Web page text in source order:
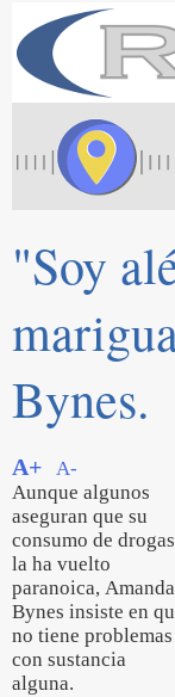
"Soy
Bynes.
A+
A-
Aunque algunos
aseguran que su
consumo de drogas
la ha vuelto
paranoica, Amanda
Bynes insiste en
no tiene problemas
con sustancia
alguna.